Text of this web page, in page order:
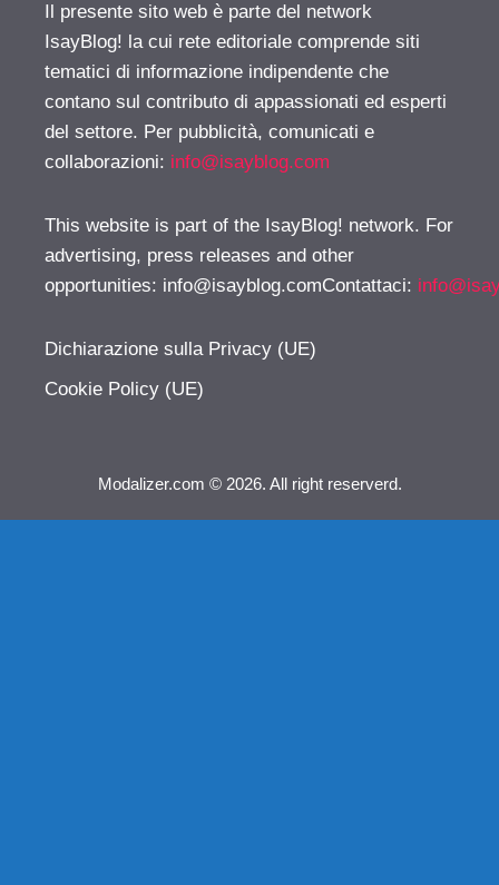
Il presente sito web è parte del network
IsayBlog! la cui rete editoriale comprende siti
tematici di informazione indipendente che
contano sul contributo di appassionati ed esperti
del settore. Per pubblicità, comunicati e
collaborazioni: info@isayblog.com
This website is part of the IsayBlog! network. For
advertising, press releases and other
opportunities: info@isayblog.comContattaci:
Dichiarazione sulla Privacy (UE)
Cookie Policy (UE)
Modalizer.com © 2026. All right reserverd.